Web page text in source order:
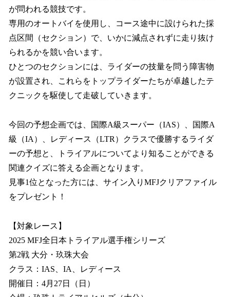
が問われる競技です。
専用のオートバイを使用し、コース途中に設けられた採
点区間（セクション）で、いかに減点されずに走り抜け
られるかを競い合います。
ひとつのセクションには、ライダーの技量を問う障害物
が設置され、これらをトップライダーたちが卓越したテ
クニックを駆使して走破していきます。
今回の予想企画では、国際A級スーパー（IAS）、国際A
級（IA）、レディース（LTR）クラスで優勝するライダ
ーの予想と、トライアルについてより知ることができる
関連クイズに答える企画となります。
見事1位となった方には、サイン入りMFJクリアファイル
をプレゼント！
【対象レース】
2025 MFJ全日本トライアル選手権シリーズ
第2戦 大分・玖珠大会
クラス：IAS、IA、レディース
開催日：4月27日（日）